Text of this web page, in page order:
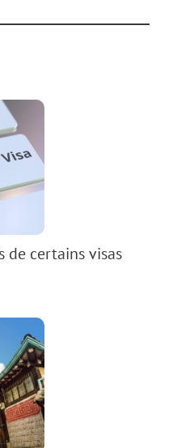
de certains visas